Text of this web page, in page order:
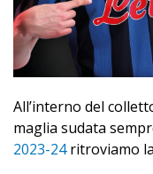
All’interno del
maglia sudata
2023-24ritroviamo la